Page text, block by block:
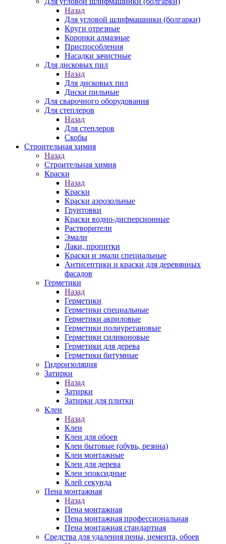
Назад
Для угловой шлифмашинки (болгарки)
Круги отрезные
Коронки алмазные
Приспособления
Насадки зачистные
Для дисковых пил
Назад
Для дисковых пил
Диски пильные
Для сварочного оборудования
Для степлеров
Назад
Для степлеров
Скобы
Строительная химия
Назад
Строительная химия
Краски
Назад
Краски
Краски аэрозольные
Грунтовки
Краски водно-дисперсионные
Растворители
Эмали
Лаки, пропитки
Краски и эмали специальные
Антисептики и краски для деревянных
фасадов
Герметики
Назад
Герметики
Герметики специальные
Герметики акриловые
Герметики полиуретановые
Герметики силиконовые
Герметики для дерева
Герметики битумные
Гидроизоляция
Затирки
Назад
Затирки
Затирки для плитки
Клеи
Назад
Клеи
Клеи для обоев
Клеи бытовые (обувь, резина)
Клеи монтажные
Клеи для дерева
Клеи эпоксидные
Клей секунда
Пена монтажная
Назад
Пена монтажная
Пена монтажная профессиональная
Пена монтажная стандартная
Средства для удаления пены, цемента, обоев